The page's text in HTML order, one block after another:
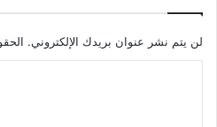
لن يتم نشر عنوان بريدك الإلكتروني.